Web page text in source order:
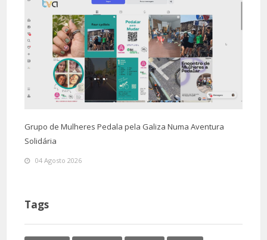
Grupo de Mulheres Pedala pela Galiza Numa Aventura
Solidária
04 Agosto 2026
Tags